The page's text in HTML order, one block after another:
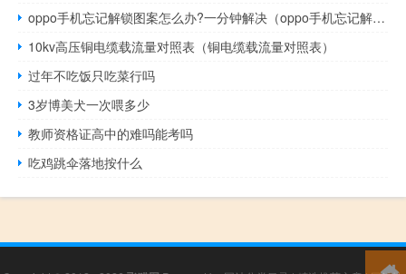
oppo手机忘记解锁图案怎么办?一分钟解决（oppo手机忘记解锁图案怎么办）
10kv高压铜电缆载流量对照表（铜电缆载流量对照表）
过年不吃饭只吃菜行吗
3岁博美犬一次喂多少
教师资格证高中的难吗能考吗
吃鸡跳伞落地按什么